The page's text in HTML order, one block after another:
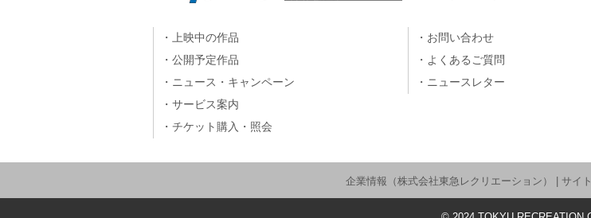
上映中の作品
公開予定作品
ニュース・キャンペーン
サービス案内
チケット購入・照会
お問い合わせ
よくあるご質問
ニュースレター
企業情報（株式会社東急レクリエーション） サイ